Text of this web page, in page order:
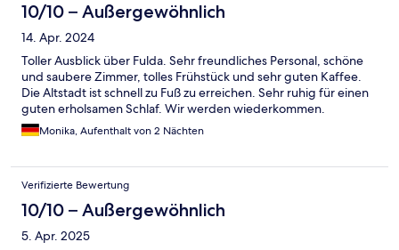
10/10 – Außergewöhnlich
14. Apr. 2024
Toller Ausblick über Fulda. Sehr freundliches Personal, schöne
und saubere Zimmer, tolles Frühstück und sehr guten Kaffee.
Die Altstadt ist schnell zu Fuß zu erreichen. Sehr ruhig für einen
guten erholsamen Schlaf. Wir werden wiederkommen.
Monika, Aufenthalt von 2 Nächten
Verifizierte Bewertung
10/10 – Außergewöhnlich
5. Apr. 2025